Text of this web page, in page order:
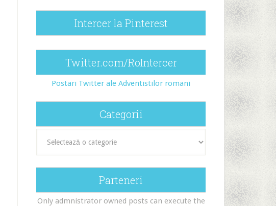
Intercer la Pinterest
Twitter.com/RoIntercer
Postari Twitter ale Adventistilor romani
Categorii
Parteneri
Only admnistrator owned posts can execute the